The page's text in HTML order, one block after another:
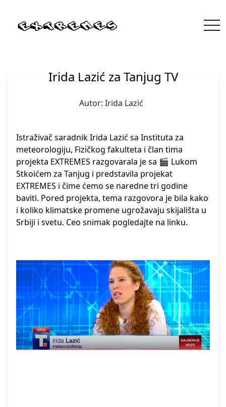
Irida Lazić za Tanjug TV
Autor: Irida Lazić
Istraživač saradnik Irida Lazić sa Instituta za
meteorologiju, Fizičkog fakulteta i član tima
projekta EXTREMES razgovarala je sa 🎬 Lukom
Stkoićem za Tanjug i predstavila projekat
EXTREMES i čime ćemo se naredne tri godine
baviti. Pored projekta, tema razgovora je bila kako
i koliko klimatske promene ugrožavaju skijališta u
Srbiji i svetu. Ceo snimak pogledajte na linku.